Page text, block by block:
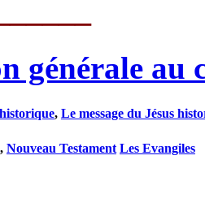
générale au
, Le message du Jésus
, Nouveau Testament Les Evangiles